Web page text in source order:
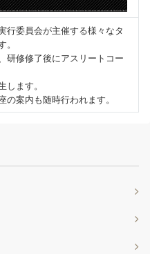
行委員会が主催する様々なタ
。
研修修了後にアスリートコー
します。
案内も随時行われます。